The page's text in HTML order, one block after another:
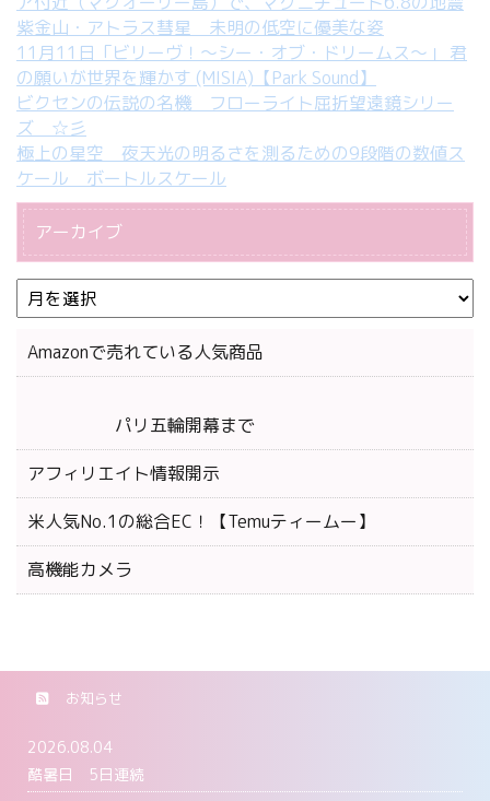
紫金山・アトラス彗星 未明の低空に優美な姿
11月11日「ビリーヴ！～シー・オブ・ドリームス～」 君
の願いが世界を輝かす (MISIA)【Park Sound】
ビクセンの伝説の名機 フローライト屈折望遠鏡シリー
ズ ☆彡
極上の星空 夜天光の明るさを測るための9段階の数値ス
ケール ボートルスケール
アーカイブ
Amazonで売れている人気商品
パリ五輪開幕まで
アフィリエイト情報開示
米人気No.1の総合EC！【Temuティームー】
高機能カメラ
お知らせ
2026.08.04
酷暑日 5日連続